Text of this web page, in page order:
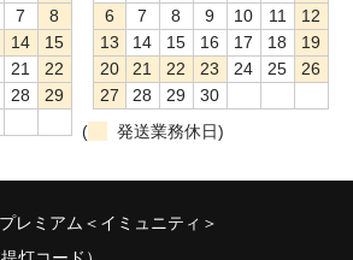
7
8
14
15
21
22
28
29
6
7 8 9 10 11
12
13
14 15 16 17 18
19
20
21 22 23 24 25
26
27
28 29
30
(
発送業務休日)
レミアム＜イミュニティ＞